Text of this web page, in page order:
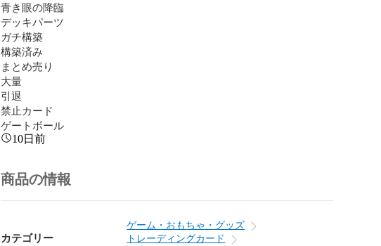
青き眼の降臨
デッキパーツ
ガチ構築
構築済み
まとめ売り
大量
引退
禁止カード
ゲートボール
10日前
商品の情報
カテゴリー
ゲーム・おもちゃ・グッズ
トレーディングカード